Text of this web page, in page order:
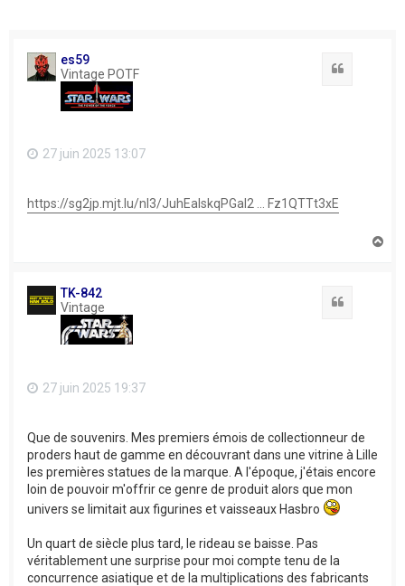
es59
Vintage POTF
27 juin 2025 13:07
https://sg2jp.mjt.lu/nl3/JuhEalskqPGal2 ... Fz1QTTt3xE
TK-842
Vintage
27 juin 2025 19:37
Que de souvenirs. Mes premiers émois de collectionneur de
proders haut de gamme en découvrant dans une vitrine à Lille
les premières statues de la marque. A l'époque, j'étais encore
loin de pouvoir m'offrir ce genre de produit alors que mon
univers se limitait aux figurines et vaisseaux Hasbro
Un quart de siècle plus tard, le rideau se baisse. Pas
véritablement une surprise pour moi compte tenu de la
concurrence asiatique et de la multiplications des fabricants